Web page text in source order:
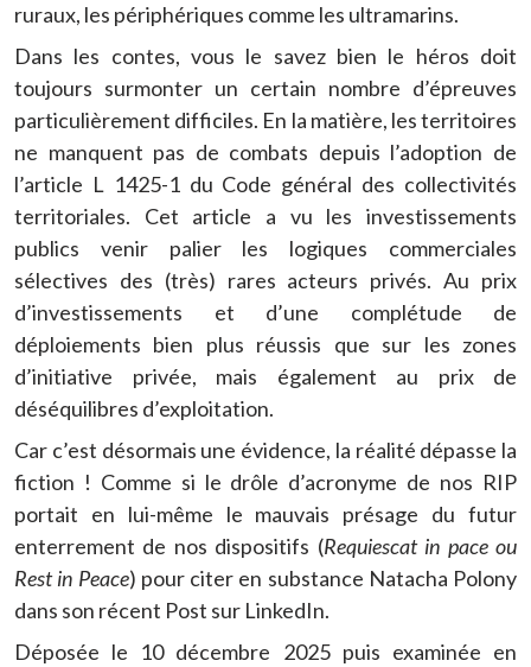
ruraux, les périphériques comme les ultramarins.
Dans les contes, vous le savez bien le héros doit
toujours surmonter un certain nombre d’épreuves
particulièrement difficiles. En la matière, les territoires
ne manquent pas de combats depuis l’adoption de
l’article L 1425-1 du Code général des collectivités
territoriales. Cet article a vu les investissements
publics venir palier les logiques commerciales
sélectives des (très) rares acteurs privés. Au prix
d’investissements et d’une complétude de
déploiements bien plus réussis que sur les zones
d’initiative privée, mais également au prix de
déséquilibres d’exploitation.
Car c’est désormais une évidence, la réalité dépasse la
fiction ! Comme si le drôle d’acronyme de nos RIP
portait en lui-même le mauvais présage du futur
enterrement de nos dispositifs (Requiescat in pace ou
Rest in Peace) pour citer en substance Natacha Polony
dans son récent Post sur LinkedIn.
Déposée le 10 décembre 2025 puis examinée en